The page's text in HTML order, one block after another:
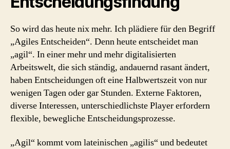
So wird das heute nix mehr. Ich plädiere für den Begriff
„Agiles Entscheiden“. Denn heute entscheidet man
„agil“. In einer mehr und mehr digitalisierten
Arbeitswelt, die sich ständig, andauernd rasant ändert,
haben Entscheidungen oft eine Halbwertszeit von nur
wenigen Tagen oder gar Stunden. Externe Faktoren,
diverse Interessen, unterschiedlichste Player erfordern
flexible, bewegliche Entscheidungsprozesse.
„Agil“ kommt vom lateinischen „agilis“ und bedeutet